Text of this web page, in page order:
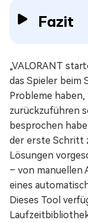
Fazit
„VALORANT
das Spieler beim
Probleme haben,
zurückzuführen
besprochen
der erste Schritt
Lösungen
– von manuellen
eines
Dieses Tool